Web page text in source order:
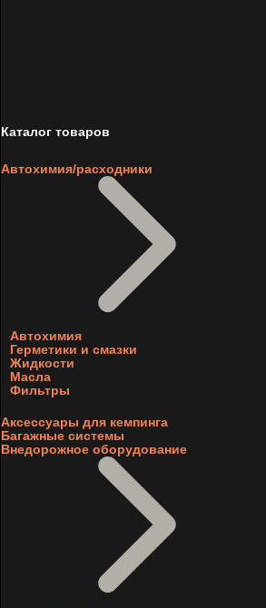
Каталог товаров
Автохимия/расходники
Автохимия
Герметики и смазки
Жидкости
Масла
Фильтры
Аксессуары для кемпинга
Багажные системы
Внедорожное оборудование